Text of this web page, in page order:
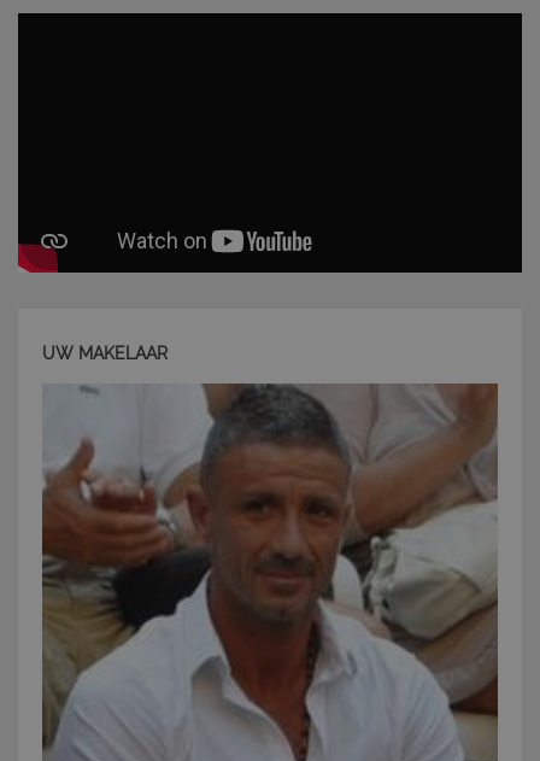
UW MAKELAAR
non può essere utilizzato correttamente senza i
CookieScriptConsent
www.latuacasainsardegna.com
giorni